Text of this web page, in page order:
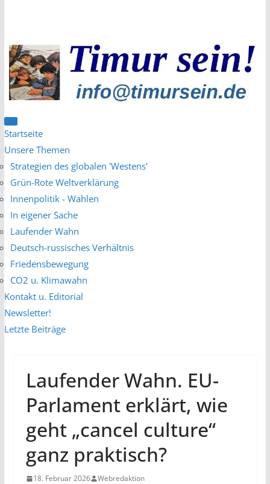
Startseite
Unsere Themen
Strategien des globalen 'Westens'
Grün-Rote Weltverklärung
Innenpolitik - Wahlen
In eigener Sache
Laufender Wahn
Deutsch-russisches Verhältnis
Friedensbewegung
CO2 u. Klimawahn
Kontakt u. Editorial
Newsletter!
Letzte Beiträge
Laufender Wahn. EU-
Parlament erklärt, wie
geht „cancel culture“
ganz praktisch?
18. Februar 2026 Webredaktion